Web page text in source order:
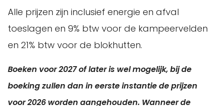
Alle prijzen zijn inclusief energie en afval
toeslagen en 9% btw voor de kampeervelden
en 21% btw voor de blokhutten.
Boeken voor 2027 of later is wel mogelijk, bij de
boeking zullen dan in eerste instantie de prijzen
voor 2026 worden aangehouden. Wanneer de